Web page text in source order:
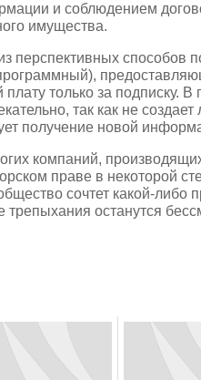
и соблюдением
имущества.
перспективных способов
только за подписку. В
так как не
получение новой
компаний,
праве в некоторой
сочтет какой-либо
трепыхания останутся